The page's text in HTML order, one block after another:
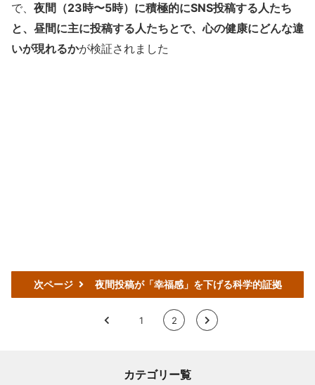
で、 夜間（23時〜5時）に積極的にSNS投稿する人たち
と、昼間に主に投稿する人たちとで、心の健康にどんな違
いが現れるかが検証されました
次ページ 夜間投稿が「幸福感」を下げる科学的証拠
< 1 2 >
カテゴリー覧